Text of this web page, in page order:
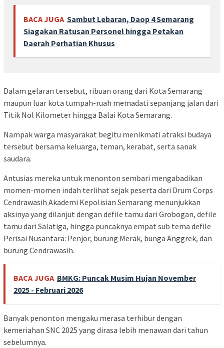
BACA JUGA Sambut Lebaran, Daop 4 Semarang
Siagakan Ratusan Personel hingga Petakan
Daerah Perhatian Khusus
Dalam gelaran tersebut, ribuan orang dari Kota Semarang
maupun luar kota tumpah-ruah memadati sepanjang jalan dari
Titik Nol Kilometer hingga Balai Kota Semarang.
Nampak warga masyarakat begitu menikmati atraksi budaya
tersebut bersama keluarga, teman, kerabat, serta sanak
saudara.
Antusias mereka untuk menonton sembari mengabadikan
momen-momen indah terlihat sejak peserta dari Drum Corps
Cendrawasih Akademi Kepolisian Semarang menunjukkan
aksinya yang dilanjut dengan defile tamu dari Grobogan, defile
tamu dari Salatiga, hingga puncaknya empat sub tema defile
Perisai Nusantara: Penjor, burung Merak, bunga Anggrek, dan
burung Cendrawasih.
BACA JUGA BMKG: Puncak Musim Hujan November
2025 - Februari 2026
Banyak penonton mengaku merasa terhibur dengan
kemeriahan SNC 2025 yang dirasa lebih menawan dari tahun
sebelumnya.